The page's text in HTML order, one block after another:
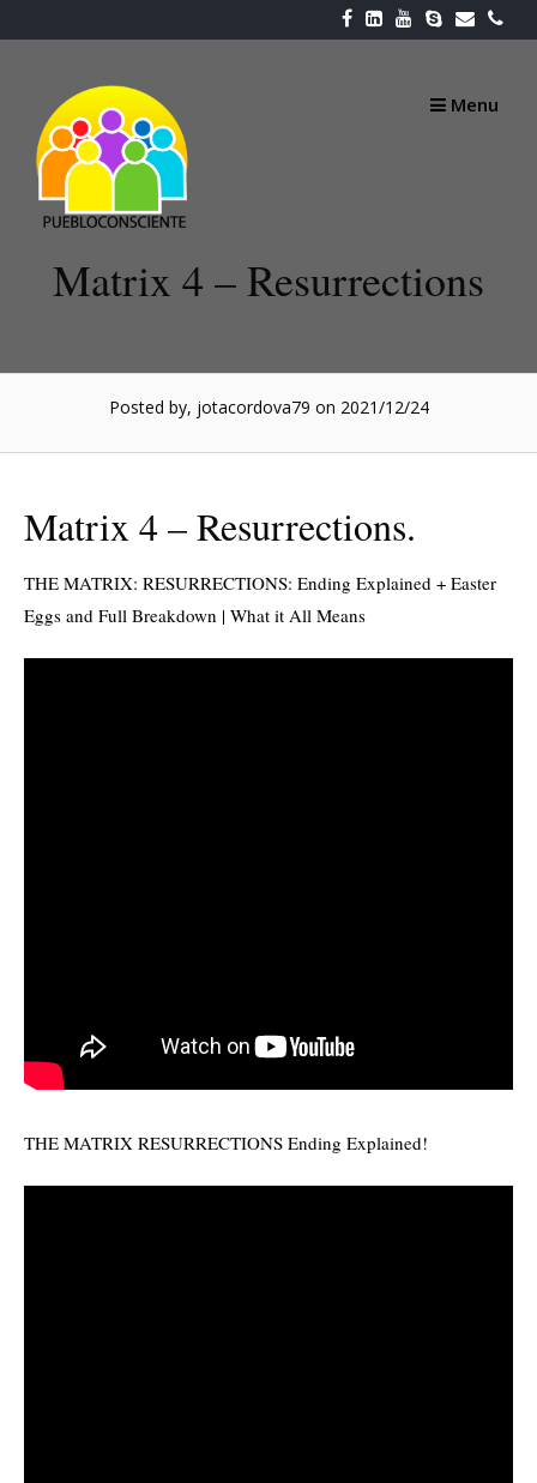
to
Menu
Matrix 4 – Resurrections
Posted by, jotacordova79 on 2021/12/24
Matrix 4 – Resurrections.
THE MATRIX: RESURRECTIONS: Ending Explained + Easter
Eggs and Full Breakdown | What it All Means
THE MATRIX RESURRECTIONS Ending Explained!